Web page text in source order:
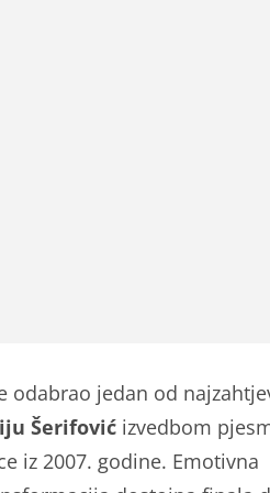
odabrao jedan od
Šerifović izvedbom
iz 2007. godine. Emotivna